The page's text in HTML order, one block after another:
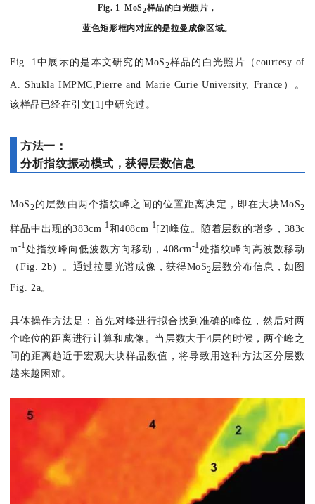
Fig. 1 MoS2样品的白光照片，
蓝色矩形框内对应的是拉曼成像区域。
Fig. 1中展示的是本文研究的MoS2样品的白光照片（courtesy of
A. Shukla IMPMC,Pierre and Marie Curie University, France）。
该样品已经在引文[1]中研究过。
方法一：
分析指纹振动模式，获得层数信息
MoS2的层数由两个指纹峰之间的位置距离决定，即在大块MoS2
样品中出现的383cm-1和408cm-1 [2]峰位。随着层数的增多，383c
m-1处指纹峰向低波数方向移动，408cm-1处指纹峰向高波数移动
（Fig. 2b）。通过拉曼光谱成像，获得MoS2层数分布信息，如图
Fig. 2a。
具体操作方法是：首先对峰进行拟合找到准确的峰位，然后对两
个峰位的距离进行计算和成像。当层数大于4层的时候，两个峰之
间的距离趋近于宏观大块样品数值，将导致用这种方法区分层数
越来越困难。